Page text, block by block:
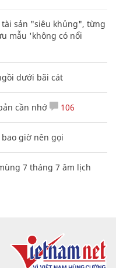
sản "siêu khủng", từng
mẫu 'không có nổi
dưới bãi cát
cần nhớ 106
giờ nên gọi
7 tháng 7 âm lịch